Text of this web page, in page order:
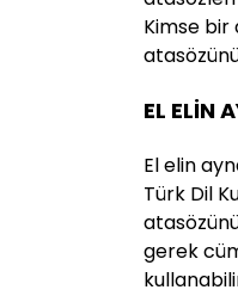
Kimse bir
EL ELİN
El elin
Türk Dil
gerek